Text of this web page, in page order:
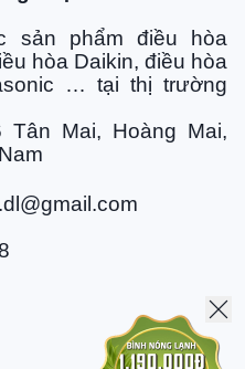
trở thành vấn đề nhức
đặc biệt nghiêm trọng
các bệnh liên quan: hô
khuẩn nói chung
biệt quan tâm nhằm
mình.
của Panasonic ức
nhiễm không khí, giúp
& vi rút, nấm mốc, chất
sản phẩm điều hòa
hòa Daikin, điều hòa
… tại thị trường
Mai, Hoàng Mai,